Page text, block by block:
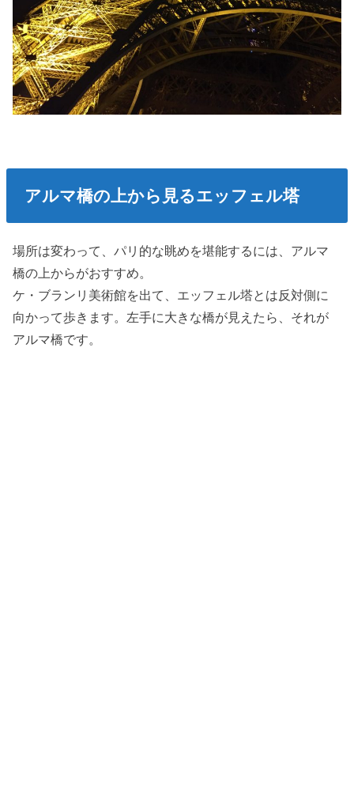
アルマ橋の上から見るエッフェル塔
場所は変わって、パリ的な眺めを堪能するには、アルマ
橋の上からがおすすめ。
ケ・ブランリ美術館を出て、エッフェル塔とは反対側に
向かって歩きます。左手に大きな橋が見えたら、それが
アルマ橋です。